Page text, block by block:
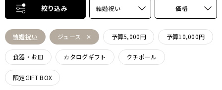
絞り込み 結婚祝い 価格
結婚祝い ジュース 予算5,000円 予算10,000円
食器・お皿 カタログギフト クチポール
限定GIFT BOX